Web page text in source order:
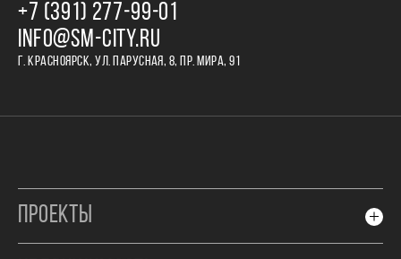
+7 (391) 277‒99‒01
INFO@SM-CITY.RU
Г. КРАСНОЯРСК, УЛ. ПАРУСНАЯ, 8, ПР. МИРА, 91
ПРОЕКТЫ